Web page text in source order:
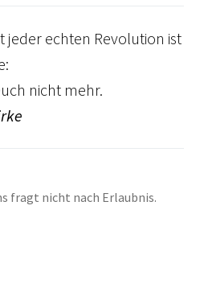
jeder echten Revolution ist
nicht mehr.
fragt nicht nach Erlaubnis.